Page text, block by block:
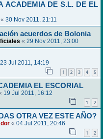
ACADEMIA DE S.L. DE EL
« 30 Nov 2011, 21:11
acuerdos de Bolonia
« 29 Nov 2011, 23:00
23 Jul 2011, 14:19
1 2 3 4 5
EL ESCORIAL
19 Jul 2011, 16:12
1 2
OTRA VEZ ESTE AÑO?
« 04 Jul 2011, 20:46
1 2